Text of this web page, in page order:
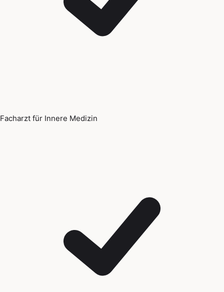
Facharzt für Innere Medizin